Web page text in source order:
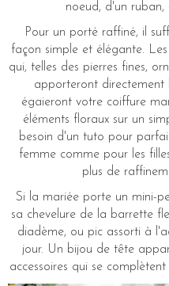
noeud, d'un
Pour un porté raffiné, il
façon simple et élégante.
qui, telles des pierres fines,
apporteront directement
égaieront votre coiffure
éléments floraux sur un
besoin d'un tuto pour
femme comme pour les
plus de
Si la mariée porte un mini-
sa chevelure de la barrette
diadème, ou pic assorti à
jour. Un bijou de tête
accessoires qui se